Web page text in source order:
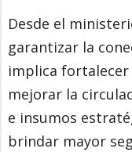
Desde el
garantizar la
implica fortalecer
mejorar la
e insumos
brindar mayor